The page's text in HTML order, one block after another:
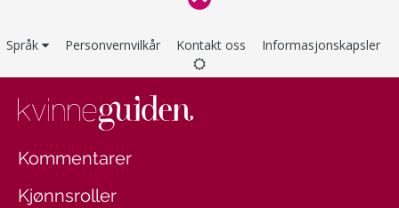
Språk Personvernvilkår Kontakt oss Informasjonskapsler
Kommentarer
Kjønnsroller